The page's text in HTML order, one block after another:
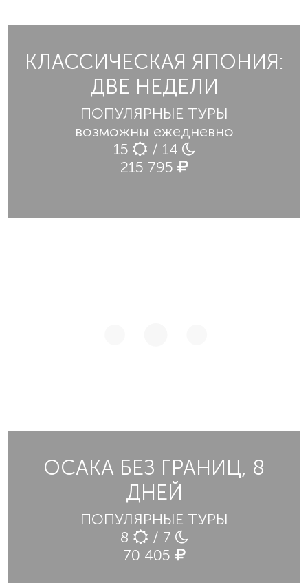
КЛАССИЧЕСКАЯ ЯПОНИЯ:
ДВЕ НЕДЕЛИ
ПОПУЛЯРНЫЕ ТУРЫ
возможны ежедневно
15
/ 14
215 795
ОСАКА БЕЗ ГРАНИЦ, 8
ДНЕЙ
ПОПУЛЯРНЫЕ ТУРЫ
8
/ 7
70 405